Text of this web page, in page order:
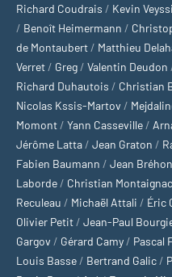
Richard Coudrais / Kevin
/ Benoît Heimermann /
de Montaubert / Matthieu
Verret / Greg / Valentin Deudon
Richard Duhautois / Christian
Nicolas Kssis-Martov /
Momont / Yann Casseville /
Jérôme Latta / Jean Graton /
Fabien Baumann / Jean Bréhon
Laborde / Christian Montaignac
Reculeau / Michaël Attali / Éric
Olivier Petit / Jean-Paul
Gargov / Gérard Camy / Pascal
Louis Basse / Bertrand Galic /